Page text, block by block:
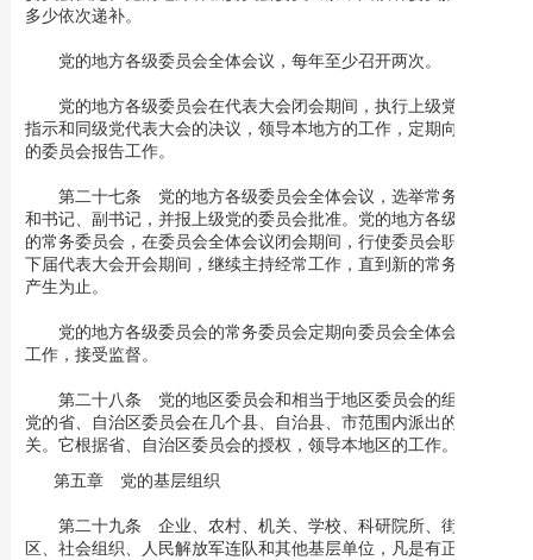
多少依次递补。
党的地方各级委员会全体会议，每年至少召开两次。
党的地方各级委员会在代表大会闭会期间，执行上级党组织的
指示和同级党代表大会的决议，领导本地方的工作，定期向上级党
的委员会报告工作。
第二十七条 党的地方各级委员会全体会议，选举常务委员会
和书记、副书记，并报上级党的委员会批准。党的地方各级委员会
的常务委员会，在委员会全体会议闭会期间，行使委员会职权；在
下届代表大会开会期间，继续主持经常工作，直到新的常务委员会
产生为止。
党的地方各级委员会的常务委员会定期向委员会全体会议报告
工作，接受监督。
第二十八条 党的地区委员会和相当于地区委员会的组织，是
党的省、自治区委员会在几个县、自治县、市范围内派出的代表机
关。它根据省、自治区委员会的授权，领导本地区的工作。
第五章 党的基层组织
第二十九条 企业、农村、机关、学校、科研院所、街道社
区、社会组织、人民解放军连队和其他基层单位，凡是有正式党员